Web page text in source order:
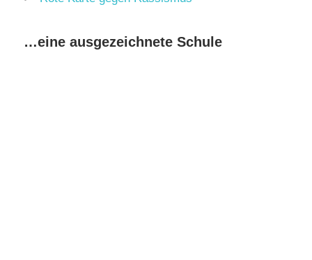
…eine ausgezeichnete Schule